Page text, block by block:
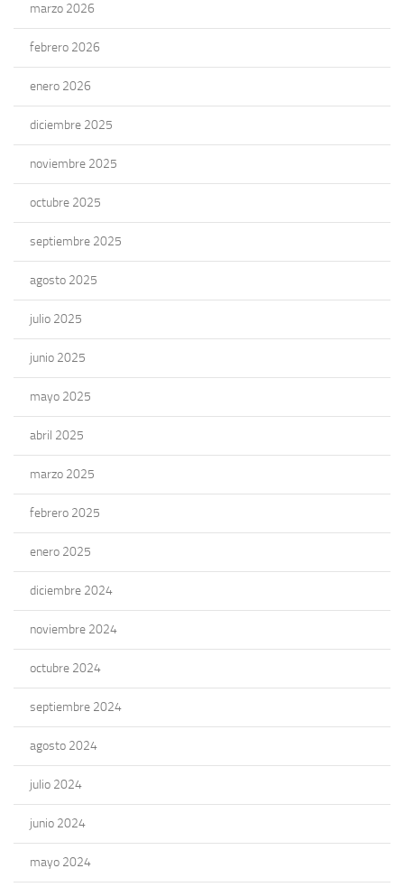
marzo 2026
febrero 2026
enero 2026
diciembre 2025
noviembre 2025
octubre 2025
septiembre 2025
agosto 2025
julio 2025
junio 2025
mayo 2025
abril 2025
marzo 2025
febrero 2025
enero 2025
diciembre 2024
noviembre 2024
octubre 2024
septiembre 2024
agosto 2024
julio 2024
junio 2024
mayo 2024